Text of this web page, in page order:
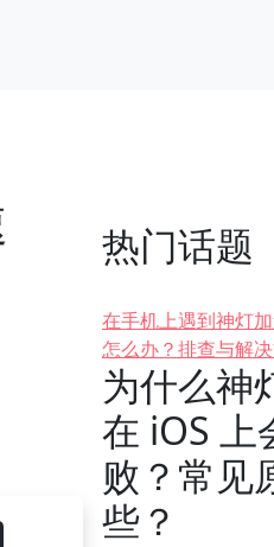
热门话题
在手机上遇到神灯
怎么办？排查与解
为什么神
在 iOS 上
败？常见
些？